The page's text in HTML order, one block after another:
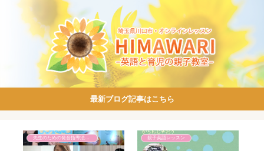
最新ブログ記事はこちら
先生のための発音指導法講座 親子英語レッスン